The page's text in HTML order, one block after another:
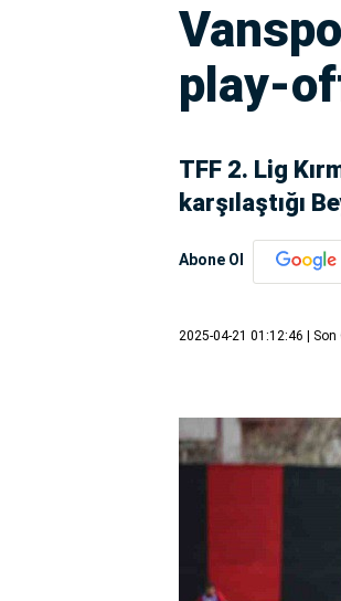
play-
TFF 2. Lig
karşılaştığı
Abone Ol
2025-04-21 01:12:46 | Son